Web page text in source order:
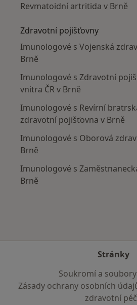
Revmatoidní artritida v Brně
Zdravotní pojišťovny
Imunologové s Vojenská
Brně
Imunologové s Zdravotní
vnitra ČR v Brně
Imunologové s Revírní
zdravotní pojišťovna v Brně
Imunologové s Oborová
Brně
Imunologové s
Brně
Stránky
Soukromí a
Zásady ochrany osobních
zdravotní